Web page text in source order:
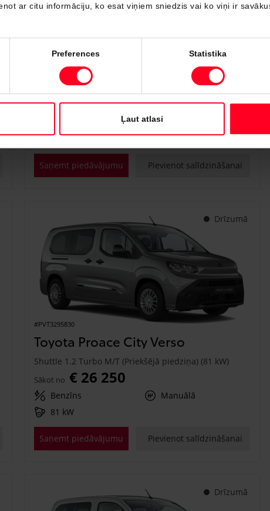
ar citu informāciju, ko esat viņiem sniedzis vai ko viņi ir
Preferences Statistika
Ļaut atlasi
#PVT3295817
Toyota Proace City Verso
Shuttle 1.2 Turbo M/T (Priekšējā piedziņa) (81 kW)
Sākot no € 25 400
Manuālā
81 kW
Saņemt piedāvājumu Pievienot salīdzināšanai
Drīzumā
#PVT3295830
Toyota Proace City Verso
Shuttle 1.2 Turbo M/T (Priekšējā piedziņa) (81 kW)
Sākot no € 26 250
Benzīns
Manuālā
81 kW
Saņemt piedāvājumu Pievienot salīdzināšanai
Drīzumā